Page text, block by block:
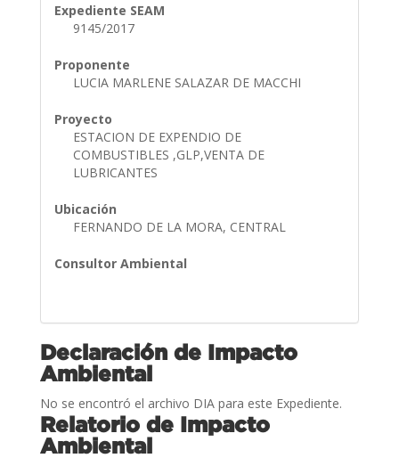
Expediente SEAM
9145/2017
Proponente
LUCIA MARLENE SALAZAR DE MACCHI
Proyecto
ESTACION DE EXPENDIO DE
COMBUSTIBLES ,GLP,VENTA DE
LUBRICANTES
Ubicación
FERNANDO DE LA MORA, CENTRAL
Consultor Ambiental
Declaración de Impacto
Ambiental
No se encontró el archivo DIA para este Expediente.
Relatorio de Impacto
Ambiental